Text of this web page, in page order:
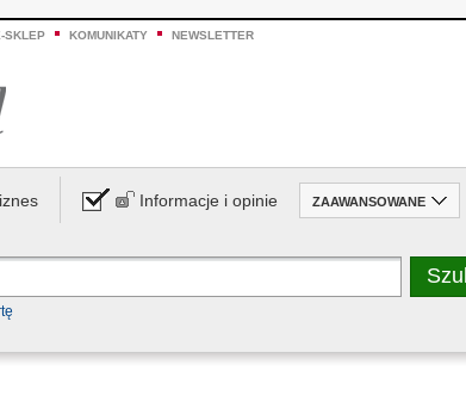
SKLEP KOMUNIKATY NEWSLETTER
Informacje i opinie ZAAWANSOWANE